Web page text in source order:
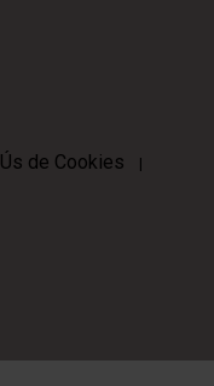
Ús de Cookies |